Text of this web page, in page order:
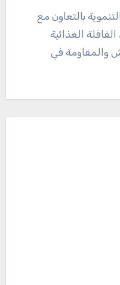
الغذائية
والمقاومة في